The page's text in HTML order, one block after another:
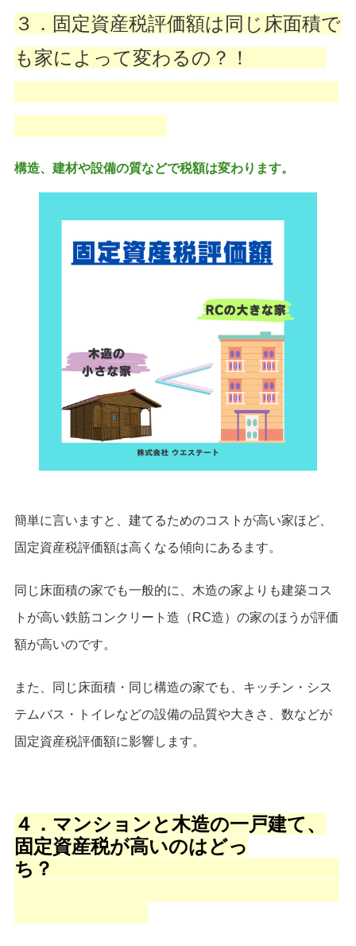
３．固定資産税評価額は同じ床面積で
も家によって変わるの？！
構造、建材や設備の質などで税額は変わります。
簡単に言いますと、建てるためのコストが高い家ほど、
固定資産税評価額は高くなる傾向にあるます。
同じ床面積の家でも一般的に、 木造の家よりも建築コス
トが高い鉄筋コンクリート造（RC造）の家のほうが評価
額が高いのです。
また、同じ床面積・同じ構造の家でも、キッチン・シス
テムバス・トイレなどの設備の品質や大きさ、数などが
固定資産税評価額に影響します。
４．マンションと木造の一戸建て、
固定資産税が高いのはどっ
ち？